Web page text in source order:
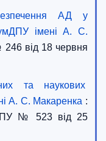
АД у
імені А. С.
від 18 червня
та наукових
А. С. Макаренка :
№ 523 від 25